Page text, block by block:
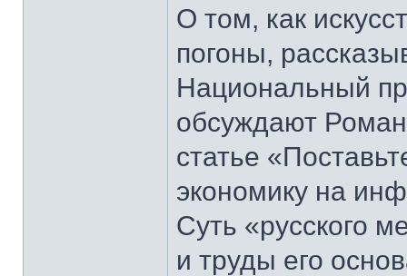
О том, как
погоны,
Национальный
обсуждают
статье
экономику на
Суть «русского
и труды его